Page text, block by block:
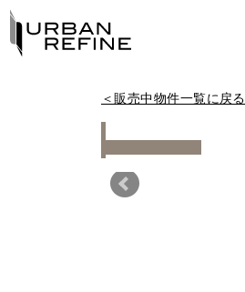
＜販売中物件一覧に戻る